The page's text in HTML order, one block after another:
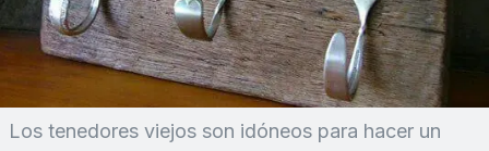
Los tenedores viejos son idóneos para hacer un